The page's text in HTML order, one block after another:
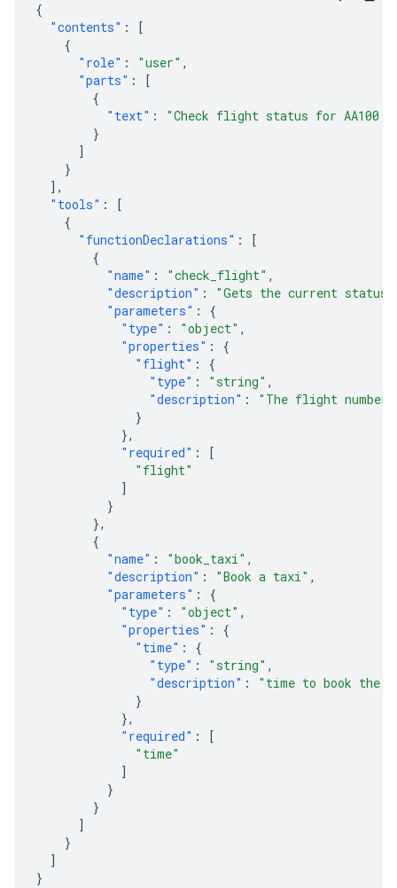
{
"contents" :
[
{
"role" : "user" ,
"parts" :
[
{
"text" :
"Check flight status for AA100
}
]
}
],
"tools" :
[
{
"functionDeclarations" :
[
{
"name" : "check_flight" ,
"description" :
"Gets the current
"parameters" :
{
"type" : "object" ,
"properties" :
{
"flight" :
{
"type" : "string" ,
"description" :
"The flight number
}
},
"required" :
[
"flight"
]
}
},
{
"name" : "book_taxi" ,
"description" : "Book a taxi" ,
"parameters" :
{
"type" : "object" ,
"properties" :
{
"time" :
{
"type" : "string" ,
"description" :
"time to book the
}
},
"required" :
[
"time"
]
}
}
]
}
]
}